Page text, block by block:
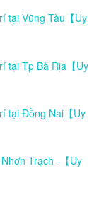
tại Vũng Tàu【Uy
tại Tp Bà Rịa【Uy
tại Đồng Nai【Uy
Trạch -【Uy